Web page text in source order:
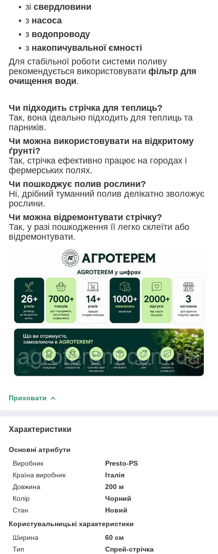
зі свердловини
з насоса
з водопроводу
з накопичувальної ємності
Для стабільної роботи системи поливу
рекомендується використовувати фільтр для
очищення води.
Чи підходить стрічка для теплиць?
Так, вона ідеально підходить для теплиць та
парників.
Чи можна використовувати на відкритому
ґрунті?
Так, стрічка ефективно працює на городах і
фермерських полях.
Чи пошкоджує полив рослини?
Ні, дрібний туманний полив делікатно зволожує
рослини.
Чи можна відремонтувати стрічку?
Так, у разі пошкодження її легко склеїти або
відремонтувати.
Приховати
Характеристики
Основні атрибути
Виробник
Presto-PS
Країна виробник
Італія
Довжина
200 м
Колір
Чорний
Стан
Новий
Користувальницькі характеристики
Ширина
60 см
Тип
Спрей-стрічка